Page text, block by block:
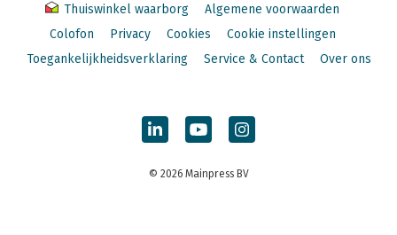
Thuiswinkel waarborg
Algemene voorwaarden
Colofon
Privacy Cookies
Cookie instellingen
Toegankelijkheidsverklaring
Service & Contact Over ons
© 2026 Mainpress BV